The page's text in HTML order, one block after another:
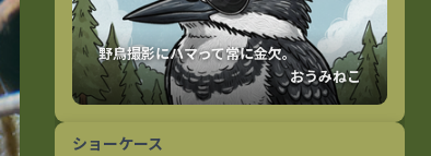
おうみねこ
ショーケース